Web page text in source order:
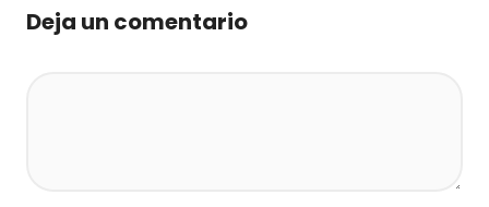
Deja un comentario